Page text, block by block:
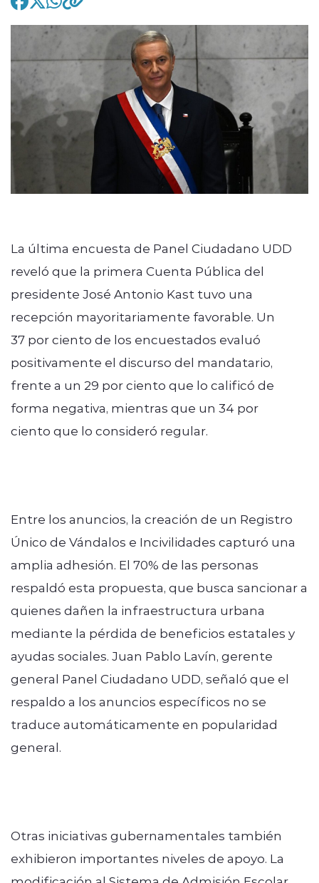
La última encuesta de Panel Ciudadano UDD
reveló que la primera Cuenta Pública del
presidente José Antonio Kast tuvo una
recepción mayoritariamente favorable. Un
37 por ciento de los encuestados evaluó
positivamente el discurso del mandatario,
frente a un 29 por ciento que lo calificó de
forma negativa, mientras que un 34 por
ciento que lo consideró regular.
Entre los anuncios, la creación de un Registro
Único de Vándalos e Incivilidades capturó una
amplia adhesión. El 70% de las personas
respaldó esta propuesta, que busca sancionar a
quienes dañen la infraestructura urbana
mediante la pérdida de beneficios estatales y
ayudas sociales. Juan Pablo Lavín, gerente
general Panel Ciudadano UDD, señaló que el
respaldo a los anuncios específicos no se
traduce automáticamente en popularidad
general.
Otras iniciativas gubernamentales también
exhibieron importantes niveles de apoyo. La